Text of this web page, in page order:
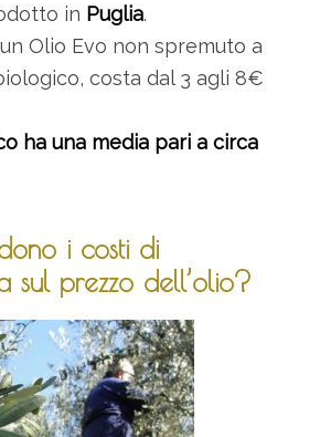
in Puglia.
Olio Evo non spremuto a
costa dal 3 agli 8€
ha una media pari a circa
i costi di
sul prezzo dell’olio?